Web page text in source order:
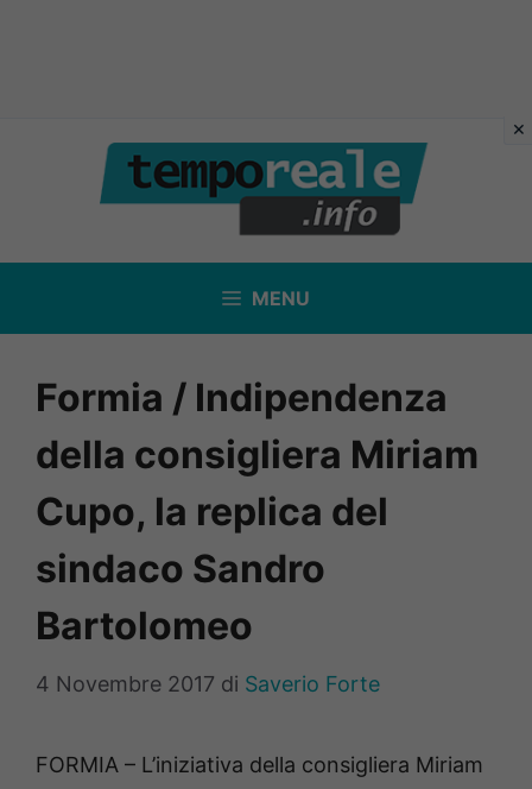
contenuto
MENU
Formia / Indipendenza
della consigliera Miriam
Cupo, la replica del
sindaco Sandro
Bartolomeo
4 Novembre 2017 di Saverio Forte
FORMIA – L’iniziativa della consigliera Miriam